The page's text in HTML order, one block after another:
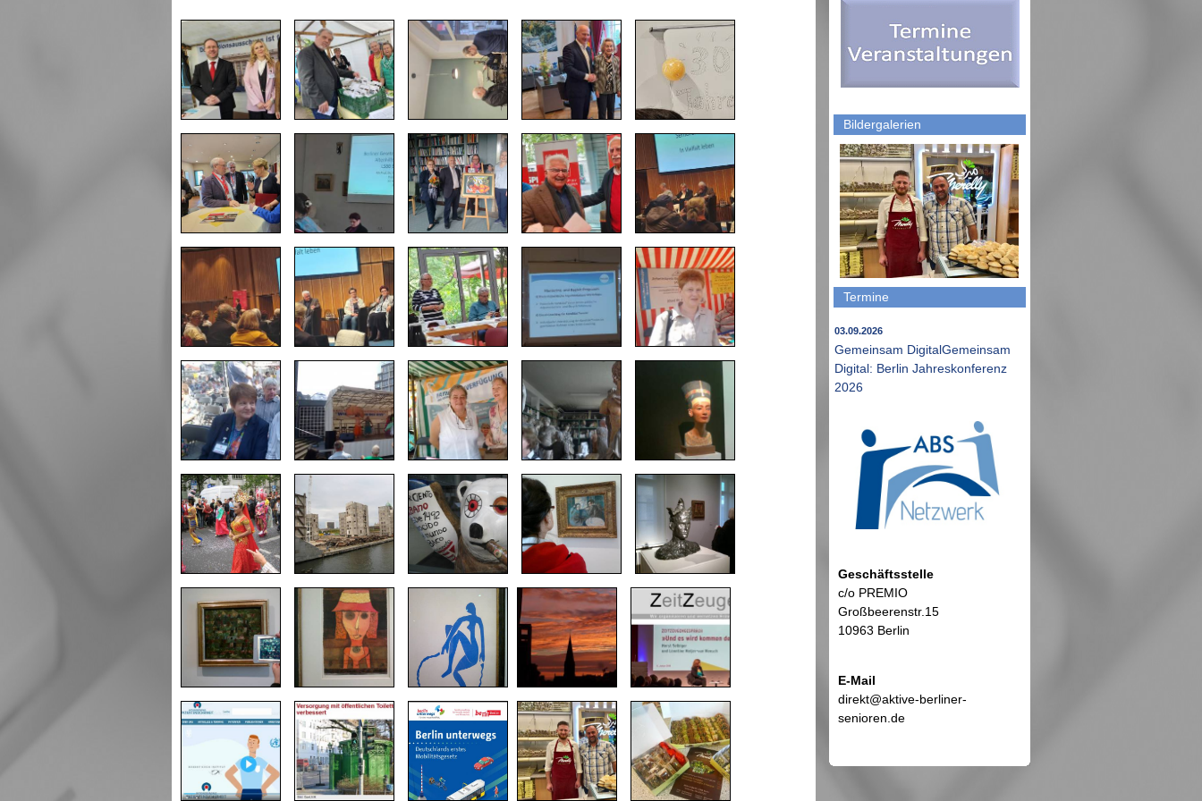
Bildergalerien
Termine
03.09.2026
Gemeinsam DigitalGemeinsam
Digital: Berlin Jahreskonferenz
2026
Geschäftsstelle
c/o PREMIO
Großbeerenstr.15
10963 Berlin
E-Mail
direkt@aktive-berliner-
senioren.de